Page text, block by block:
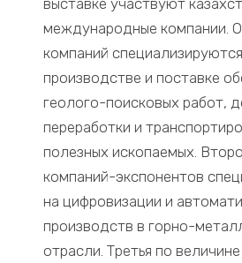
международные компании.
компаний
производстве и поставке
геолого-поисковых работ,
переработки и
полезных ископаемых.
компаний-экспонентов
на цифровизации и
производств в горно-
отрасли. Третья по